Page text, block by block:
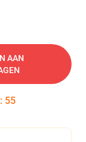
AAN
: 54